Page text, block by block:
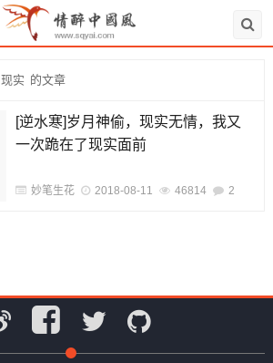
现实 的文章
[逆水寒]岁月神偷，现实无情，我又
一次跪在了现实面前
妙笔生花 2018-08-11 46814 2